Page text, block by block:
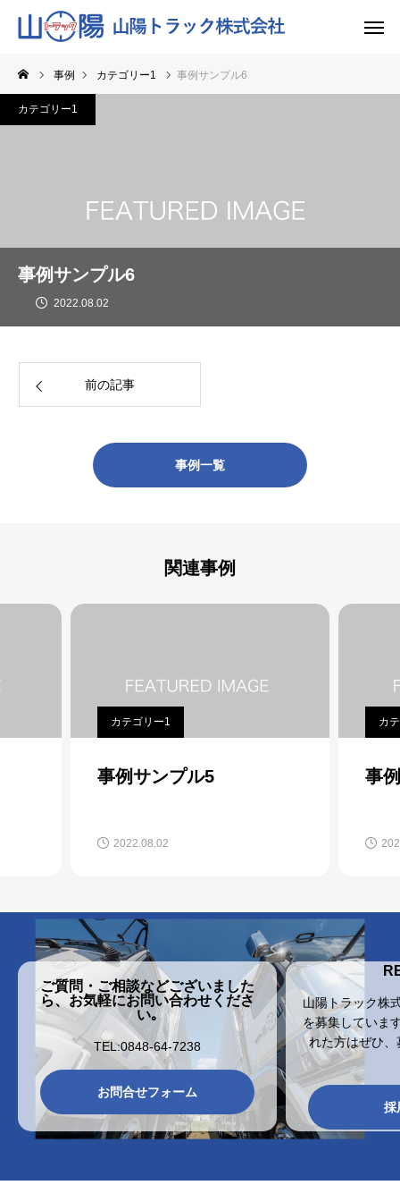
事例 カテゴリー1 事例サンプル6
事例サンプル6
2022.08.02
カテゴリー1
前の記事
事例一覧
関連事例
カテゴリー1
事例サンプル5
2022.08.02
カ
事
ご質問・ご相談などございました
ら、お気軽にお問い合わせくださ
い｡
TEL:0848-64-7238
お問合せフォーム
山陽トラック株
を募集していま
れた方はぜひ
採